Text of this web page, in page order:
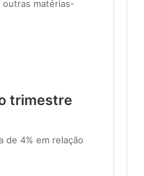
matérias-
trimestre
4% em relação